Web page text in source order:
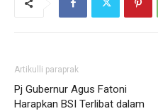
Artikulli paraprak
Pj Gubernur Agus Fatoni
Harapkan BSI Terlibat dalam